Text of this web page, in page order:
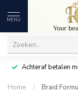
MENU
Achteraf betalen
Home / Braid